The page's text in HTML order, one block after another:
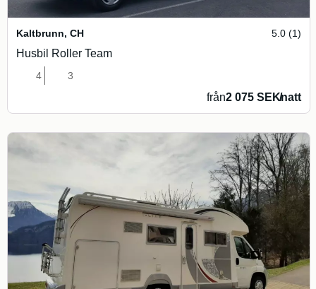
Kaltbrunn, CH 5.0 (1)
Husbil Roller Team
4 3
från2 075 SEK/natt